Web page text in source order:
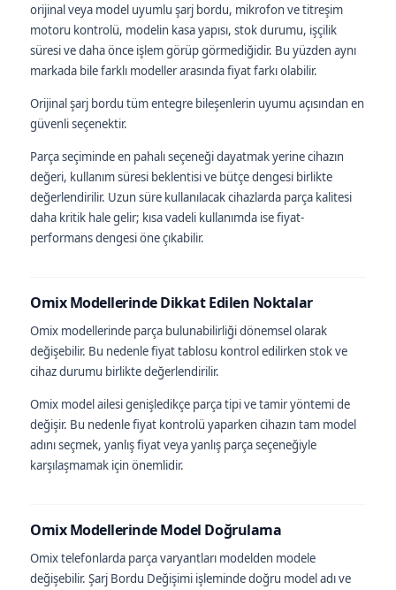
orijinal veya model uyumlu şarj bordu, mikrofon ve titreşim
motoru kontrolü, modelin kasa yapısı, stok durumu, işçilik
süresi ve daha önce işlem görüp görmediğidir. Bu yüzden aynı
markada bile farklı modeller arasında fiyat farkı olabilir.
Orijinal şarj bordu tüm entegre bileşenlerin uyumu açısından en
güvenli seçenektir.
Parça seçiminde en pahalı seçeneği dayatmak yerine cihazın
değeri, kullanım süresi beklentisi ve bütçe dengesi birlikte
değerlendirilir. Uzun süre kullanılacak cihazlarda parça kalitesi
daha kritik hale gelir; kısa vadeli kullanımda ise fiyat-
performans dengesi öne çıkabilir.
Omix Modellerinde Dikkat Edilen Noktalar
Omix modellerinde parça bulunabilirliği dönemsel olarak
değişebilir. Bu nedenle fiyat tablosu kontrol edilirken stok ve
cihaz durumu birlikte değerlendirilir.
Omix model ailesi genişledikçe parça tipi ve tamir yöntemi de
değişir. Bu nedenle fiyat kontrolü yaparken cihazın tam model
adını seçmek, yanlış fiyat veya yanlış parça seçeneğiyle
karşılaşmamak için önemlidir.
Omix Modellerinde Model Doğrulama
Omix telefonlarda parça varyantları modelden modele
değişebilir. Şarj Bordu Değişimi işleminde doğru model adı ve